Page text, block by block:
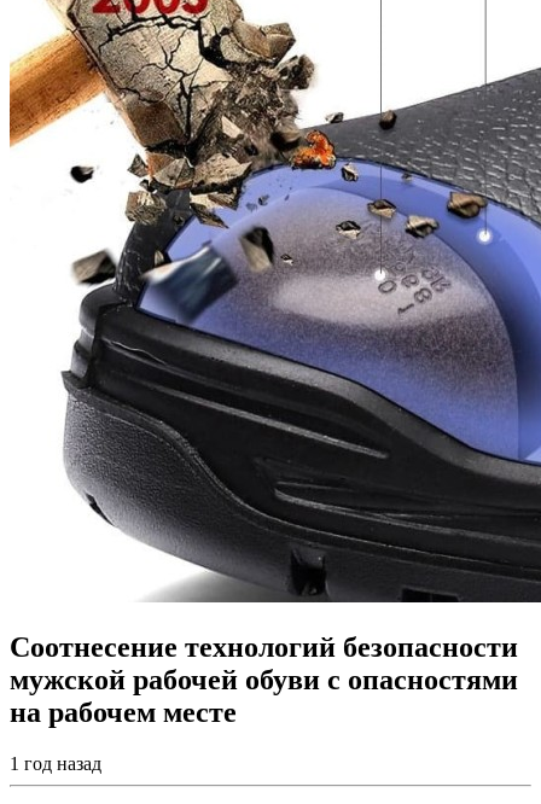
Соотнесение технологий безопасности
мужской рабочей обуви с опасностями
на рабочем месте
1 год назад